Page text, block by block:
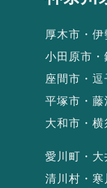
厚木市・
小田原市
座間市・
平塚市・
大和市・
愛川町・
清川村・